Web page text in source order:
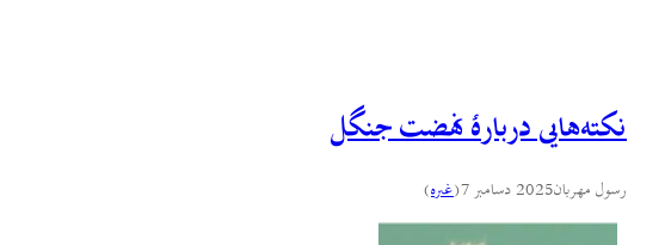
نکته‌هایی دربارهٔ نهضت جنگل
رسول مهربان2025 دسامبر 7 (غىره)